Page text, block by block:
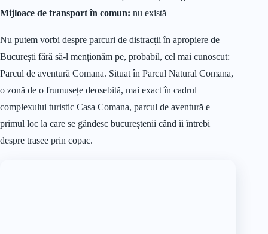
Mijloace de transport în comun: nu există
Nu putem vorbi despre parcuri de distracții în apropiere de
București fără să-l menționăm pe, probabil, cel mai cunoscut:
Parcul de aventură Comana. Situat în Parcul Natural Comana,
o zonă de o frumusețe deosebită, mai exact în cadrul
complexului turistic Casa Comana, parcul de aventură e
primul loc la care se gândesc bucureștenii când îi întrebi
despre trasee prin copac.